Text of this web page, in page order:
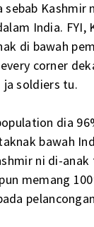
Kashmir
India. FYI,
di bawah
corner
ja soldiers tu.
dia
bawah
ni di-
memang